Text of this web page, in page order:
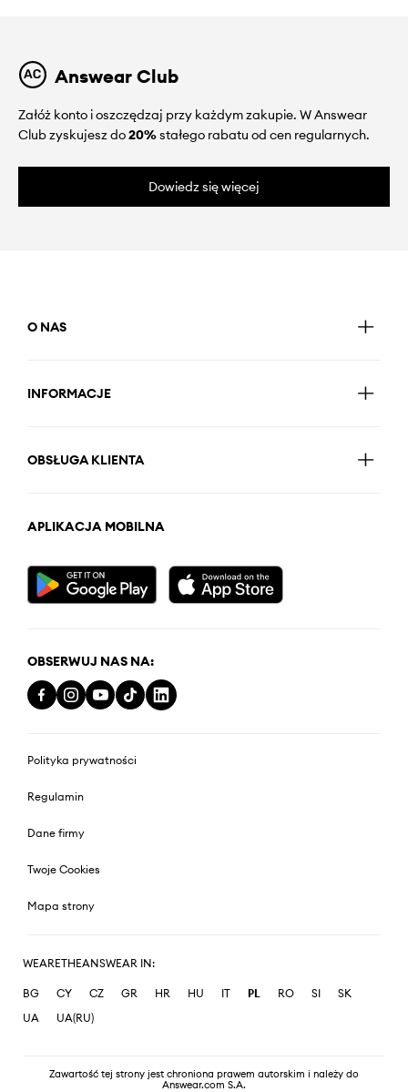
Answear Club
Załóż konto i oszczędzaj przy każdym zakupie. W Answear
Club zyskujesz do20%stałego rabatu od cen regularnych.
Dowiedz się więcej
O NAS
INFORMACJE
OBSŁUGA KLIENTA
APLIKACJA MOBILNA
OBSERWUJ NAS NA:
Polityka prywatności
Regulamin
Dane firmy
Twoje Cookies
Mapa strony
WEARETHEANSWEAR IN:
BG CY CZ GR HR HU IT PL RO SI
SK
UA
UA(RU)
Zawartość tej strony jest chroniona prawem autorskim i należy do
Answear.com S.A.